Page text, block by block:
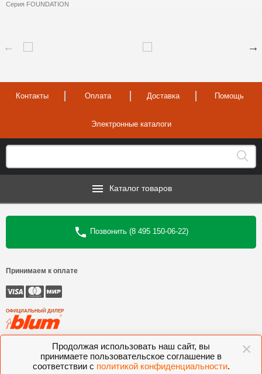
×
Продолжая использовать наш сайт, вы
принимаете пользовательское соглашение в
соответствии с политикой конфиденциальности.
Серия FOUNDATION
Контакты Оплата Доставка Помощь
Электронные каталоги
Каталог товаров
Позвонить (8 495 150-06-22)
Принимаем к оплате
ОФИЦИАЛЬНЫЙ ДИЛЕР
Интеркомплект, 2006—2026
Комлектующие для мебели BLUM, FGV, VIBO, KESSEBOHMER, VOLPATO,